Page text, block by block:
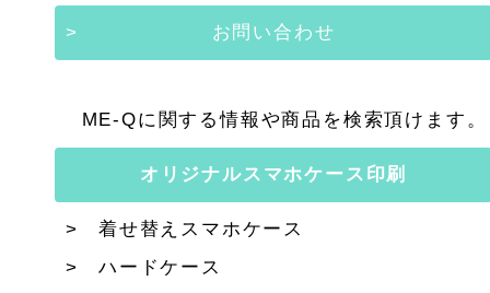
お問い合わせ
ME-Qに関する情報や商品を検索頂けます。
オリジナルスマホケース印刷
着せ替えスマホケース
ハードケース